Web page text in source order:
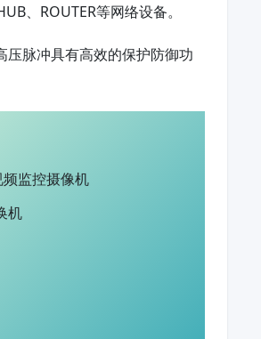
、ROUTER等网络设备。
脉冲具有高效的保护防御功
频监控摄像机
机